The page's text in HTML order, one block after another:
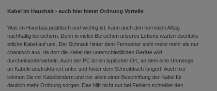
Kabel im Haushalt - auch hier bietet Ordnung Vorteile
Was im Hausbau praktisch und wichtig ist, kann auch den normalen Alltag
nachhaltig bereichern. Denn in vielen Bereichen unseres Lebens warten ebenfalls
etliche Kabel auf uns. Der Schrank hinter dem Fernseher sieht meist mehr als nur
chaotisch aus, da dort die Kabel der unterschiedlichen Geräte wild
durcheinanderwirbeln. Auch der PC ist ein typischer Ort, an dem eine Unmenge
an Kabeln unstrukturiert unter und hinter dem Schreibtisch lungert. Auch hier
können Sie mit Kabelbindern und vor allem einer Beschriftung der Kabel für
deutlich mehr Ordnung sorgen. Das hilft nicht nur bei Fehlern schneller den